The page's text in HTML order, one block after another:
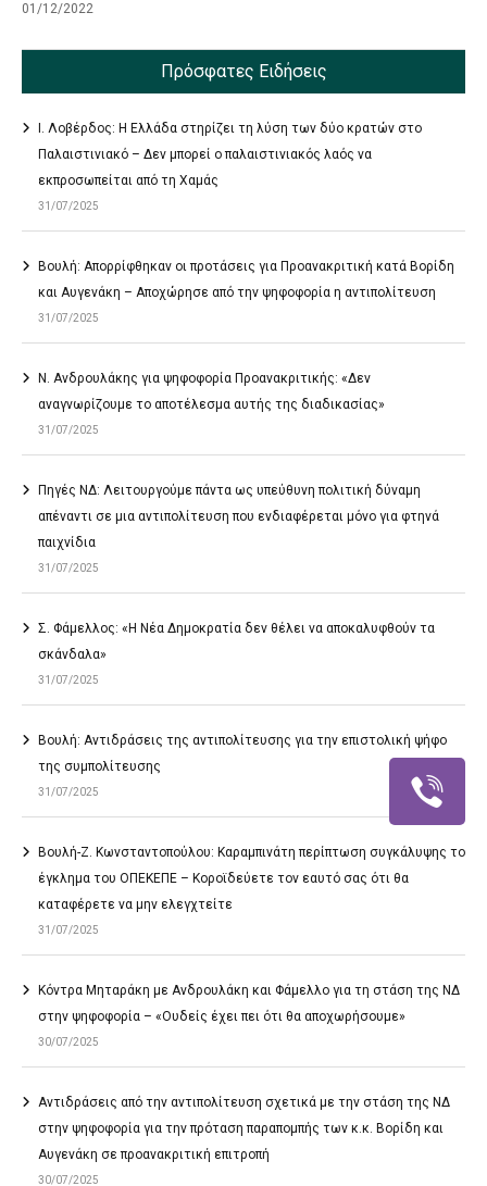
01/12/2022
Πρόσφατες Ειδήσεις
Ι. Λοβέρδος: Η Ελλάδα στηρίζει τη λύση των δύο κρατών στο
Παλαιστινιακό – Δεν μπορεί ο παλαιστινιακός λαός να
εκπροσωπείται από τη Χαμάς
31/07/2025
Βουλή: Απορρίφθηκαν οι προτάσεις για Προανακριτική κατά Βορίδη
και Αυγενάκη – Αποχώρησε από την ψηφοφορία η αντιπολίτευση
31/07/2025
Ν. Ανδρουλάκης για ψηφοφορία Προανακριτικής: «Δεν
αναγνωρίζουμε το αποτέλεσμα αυτής της διαδικασίας»
31/07/2025
Πηγές ΝΔ: Λειτουργούμε πάντα ως υπεύθυνη πολιτική δύναμη
απέναντι σε μια αντιπολίτευση που ενδιαφέρεται μόνο για φτηνά
παιχνίδια
31/07/2025
Σ. Φάμελλος: «Η Νέα Δημοκρατία δεν θέλει να αποκαλυφθούν τα
σκάνδαλα»
31/07/2025
Βουλή: Αντιδράσεις της αντιπολίτευσης για την επιστολική ψήφο
της συμπολίτευσης
31/07/2025
Βουλή-Ζ. Κωνσταντοπούλου: Καραμπινάτη περίπτωση συγκάλυψης το
έγκλημα του ΟΠΕΚΕΠΕ – Κοροϊδεύετε τον εαυτό σας ότι θα
καταφέρετε να μην ελεγχτείτε
31/07/2025
Κόντρα Μηταράκη με Ανδρουλάκη και Φάμελλο για τη στάση της ΝΔ
στην ψηφοφορία – «Ουδείς έχει πει ότι θα αποχωρήσουμε»
30/07/2025
Αντιδράσεις από την αντιπολίτευση σχετικά με την στάση της ΝΔ
στην ψηφοφορία για την πρόταση παραπομπής των κ.κ. Βορίδη και
Αυγενάκη σε προανακριτική επιτροπή
30/07/2025